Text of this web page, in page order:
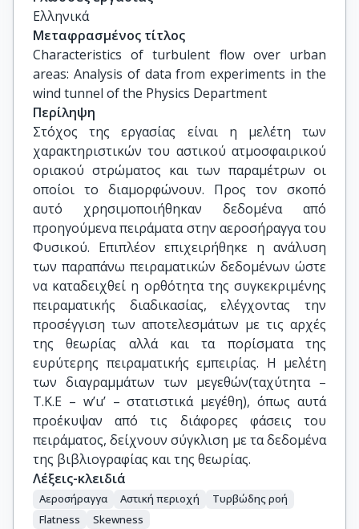
Ελληνικά
Μεταφρασμένος τίτλος
Characteristics of turbulent flow over urban
areas: Analysis of data from experiments in the
wind tunnel of the Physics Department
Περίληψη
Στόχος της εργασίας είναι η μελέτη των
χαρακτηριστικών του αστικού ατμοσφαιρικού
οριακού στρώματος και των παραμέτρων οι
οποίοι το διαμορφώνουν. Προς τον σκοπό
αυτό χρησιμοποιήθηκαν δεδομένα από
προηγούμενα πειράματα στην αεροσήραγγα του
Φυσικού. Επιπλέον επιχειρήθηκε η ανάλυση
των παραπάνω πειραματικών δεδομένων ώστε
να καταδειχθεί η ορθότητα της συγκεκριμένης
πειραματικής διαδικασίας, ελέγχοντας την
προσέγγιση των αποτελεσμάτων με τις αρχές
της θεωρίας αλλά και τα πορίσματα της
ευρύτερης πειραματικής εμπειρίας. Η μελέτη
των διαγραμμάτων των μεγεθών(ταχύτητα –
Τ.Κ.Ε – w’u’ – στατιστικά μεγέθη), όπως αυτά
προέκυψαν από τις διάφορες φάσεις του
πειράματος, δείχνουν σύγκλιση με τα δεδομένα
της βιβλιογραφίας και της θεωρίας.
Λέξεις-κλειδιά
Αεροσήραγγα Αστική περιοχή
Τυρβώδης ροή
Flatness
Skewness